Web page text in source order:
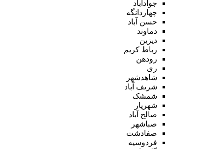
جوادآباد
چهاردانگه
حسن آباد
دماوند
دیزین
رباط کریم
رودهن
ری
شاهدشهر
شریف آباد
شمشک
شهریار
صالح آباد
صباشهر
صفادشت
فردوسیه